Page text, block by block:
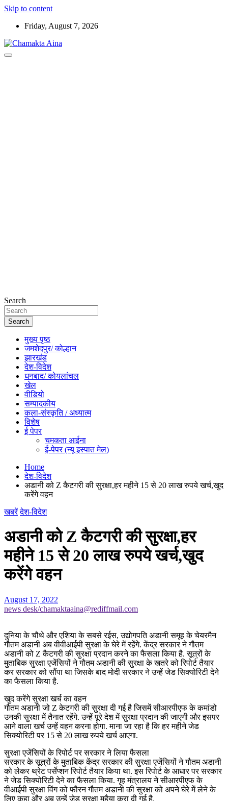
Skip to content
Friday, August 7, 2026
Search
Search
मुख्य पृष्ठ
जमशेदपुर/ कोल्हान
झारखंड
देश-विदेश
धनबाद/ कोयलांचल
खेल
वीडियो
सम्पादकीय
कला-संस्कृति / अध्यात्म
विशेष
ई पेपर
चमकता आईना
ई-पेपर (न्यू इस्पात मेल)
Home
देश-विदेश
अडानी को Z कैटगरी की सुरक्षा,हर महीने 15 से 20 लाख रुपये खर्च,खुद
करेंगे वहन
खबरें देश-विदेश
अडानी को Z कैटगरी की सुरक्षा,हर
महीने 15 से 20 लाख रुपये खर्च,खुद
करेंगे वहन
August 17, 2022
news desk/chamaktaaina@rediffmail.com
दुनिया के चौथे और एशिया के सबसे रईस, उद्योगपति अडानी समूह के चेयरमैन
गौतम अडानी अब वीवीआईपी सुरक्षा के घेरे में रहेंगे. केंद्र सरकार ने गौतम
अडानी को Z कैटगरी की सुरक्षा प्रदान करने का फैसला किया है. सूत्रों के
मुताबिक सुरक्षा एजेंसियों ने गौतम अडानी की सुरक्षा के खतरे को रिपोर्ट तैयार
कर सरकार को सौंपा था जिसके बाद मोदी सरकार ने उन्हें जेड सिक्योरिटी देने
का फैसला किया है.
खुद करेंगे सुरक्षा खर्च का वहन
गौतम अडानी जो Z केटगरी की सुरक्षा दी गई है जिसमें सीआरपीएफ के कमांडो
उनकी सुरक्षा में तैनात रहेंगे. उन्हें पूरे देश में सुरक्षा प्रदान की जाएगी और इसपर
आने वाला खर्च उन्हें वहन करना होगा. माना जा रहा है कि हर महीने जेड
सिक्योरिटी पर 15 से 20 लाख रुपये खर्च आएगा.
सुरक्षा एजेंसियों के रिपोर्ट पर सरकार ने लिया फैसला
सरकार के सूत्रों के मुताबिक केंद्र सरकार की सुरक्षा एजेंसियों ने गौतम अडानी
को लेकर थ्रेट पर्सेप्शन रिपोर्ट तैयार किया था. इस रिपोर्ट के आधार पर सरकार
ने जेड सिक्योरिटी देने का फैसला किया. गृह मंत्रालय ने सीआरपीएफ के
वीआईपी सुरक्षा विंग को फौरन गौतम अडानी की सुरक्षा को अपने घेरे में लेने के
लिए कहा और अब उन्हें जेड सुरक्षा मुहैया करा दी गई है.